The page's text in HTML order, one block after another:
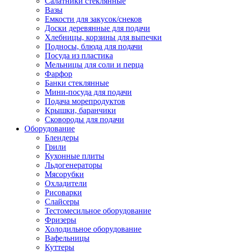
Вазы
Емкости для закусок/снеков
Доски деревянные для подачи
Хлебницы, корзины для выпечки
Подносы, блюда для подачи
Посуда из пластика
Мельницы для соли и перца
Фарфор
Банки стеклянные
Мини-посуда для подачи
Подача морепродуктов
Крышки, баранчики
Сковороды для подачи
Оборудование
Блендеры
Грили
Кухонные плиты
Льдогенераторы
Мясорубки
Охладители
Рисоварки
Слайсеры
Тестомесильное оборудование
Фризеры
Холодильное оборудование
Вафельницы
Куттеры